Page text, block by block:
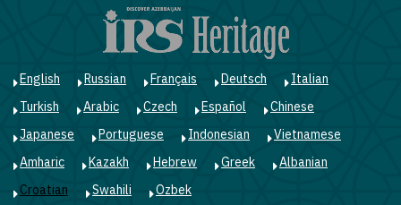
English Russian Français Deutsch
Italian
Turkish
Arabic Czech Español
Chinese
Japanese
Portuguese Indonesian
Vietnamese
Amharic
Kazakh Hebrew Greek
Albanian
Croatian
Swahili Ozbek